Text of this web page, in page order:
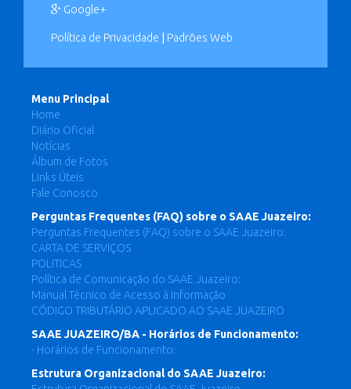
Google+
Política de Privacidade Padrões Web
Menu Principal
Home
Diário Oficial
Notícias
Álbum de Fotos
Links Úteis
Fale Conosco
Perguntas Frequentes (FAQ) sobre o SAAE Juazeiro:
Perguntas Frequentes (FAQ) sobre o SAAE Juazeiro:
CARTA DE SERVIÇOS
POLITICAS
Política de Comunicação do SAAE Juazeiro:
Manual Técnico de Acesso à Informação
CÓDIGO TRIBUTÁRIO APLICADO AO SAAE JUAZEIRO
SAAE JUAZEIRO/BA - Horários de Funcionamento:
- Horários de Funcionamento:
Estrutura Organizacional do SAAE Juazeiro: